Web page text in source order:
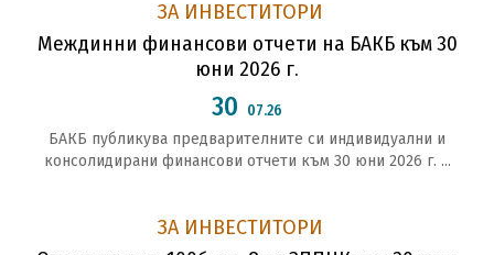
ЗА ИНВЕСТИТОРИ
Междинни финансови отчети на БАКБ към 30
юни 2026 г.
30 07.26
БАКБ публикува предварителните си индивидуални и
консолидирани финансови отчети към 30 юни 2026 г. ...
ЗА ИНВЕСТИТОРИ